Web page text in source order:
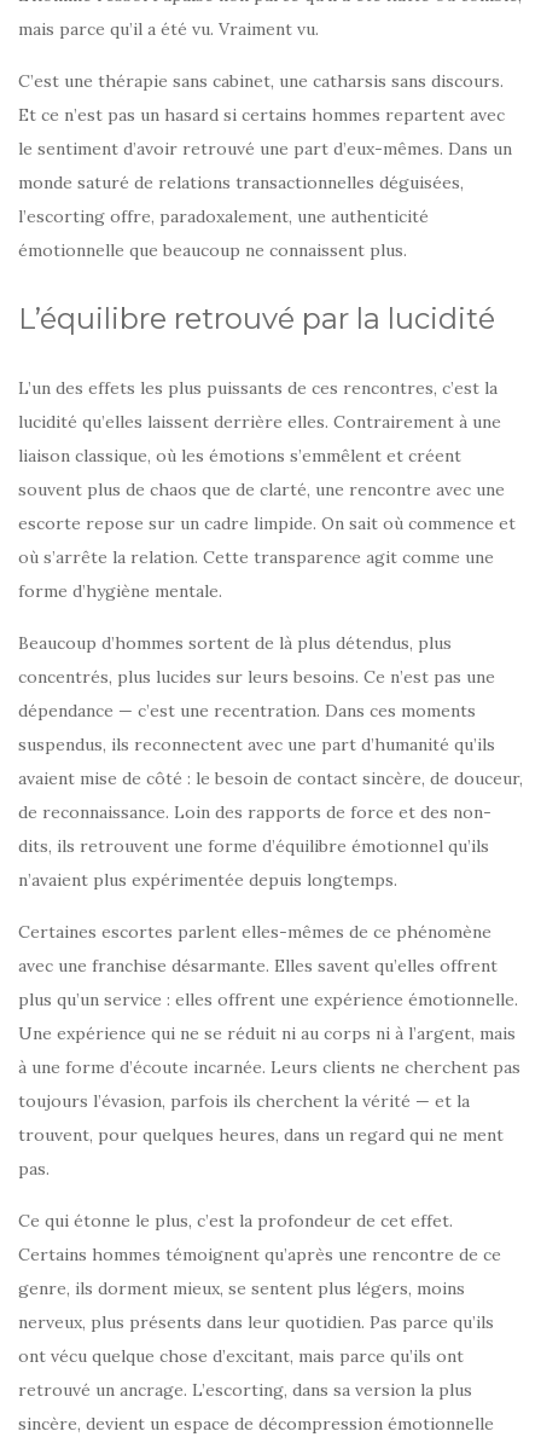
mais parce qu’il a été vu. Vraiment vu.
C’est une thérapie sans cabinet, une catharsis sans discours.
Et ce n’est pas un hasard si certains hommes repartent avec
le sentiment d’avoir retrouvé une part d’eux-mêmes. Dans un
monde saturé de relations transactionnelles déguisées,
l’escorting offre, paradoxalement, une authenticité
émotionnelle que beaucoup ne connaissent plus.
L’équilibre retrouvé par la lucidité
L’un des effets les plus puissants de ces rencontres, c’est la
lucidité qu’elles laissent derrière elles. Contrairement à une
liaison classique, où les émotions s’emmêlent et créent
souvent plus de chaos que de clarté, une rencontre avec une
escorte repose sur un cadre limpide. On sait où commence et
où s’arrête la relation. Cette transparence agit comme une
forme d’hygiène mentale.
Beaucoup d’hommes sortent de là plus détendus, plus
concentrés, plus lucides sur leurs besoins. Ce n’est pas une
dépendance — c’est une recentration. Dans ces moments
suspendus, ils reconnectent avec une part d’humanité qu’ils
avaient mise de côté : le besoin de contact sincère, de douceur,
de reconnaissance. Loin des rapports de force et des non-
dits, ils retrouvent une forme d’équilibre émotionnel qu’ils
n’avaient plus expérimentée depuis longtemps.
Certaines escortes parlent elles-mêmes de ce phénomène
avec une franchise désarmante. Elles savent qu’elles offrent
plus qu’un service : elles offrent une expérience émotionnelle.
Une expérience qui ne se réduit ni au corps ni à l’argent, mais
à une forme d’écoute incarnée. Leurs clients ne cherchent pas
toujours l’évasion, parfois ils cherchent la vérité — et la
trouvent, pour quelques heures, dans un regard qui ne ment
pas.
Ce qui étonne le plus, c’est la profondeur de cet effet.
Certains hommes témoignent qu’après une rencontre de ce
genre, ils dorment mieux, se sentent plus légers, moins
nerveux, plus présents dans leur quotidien. Pas parce qu’ils
ont vécu quelque chose d’excitant, mais parce qu’ils ont
retrouvé un ancrage. L’escorting, dans sa version la plus
sincère, devient un espace de décompression émotionnelle